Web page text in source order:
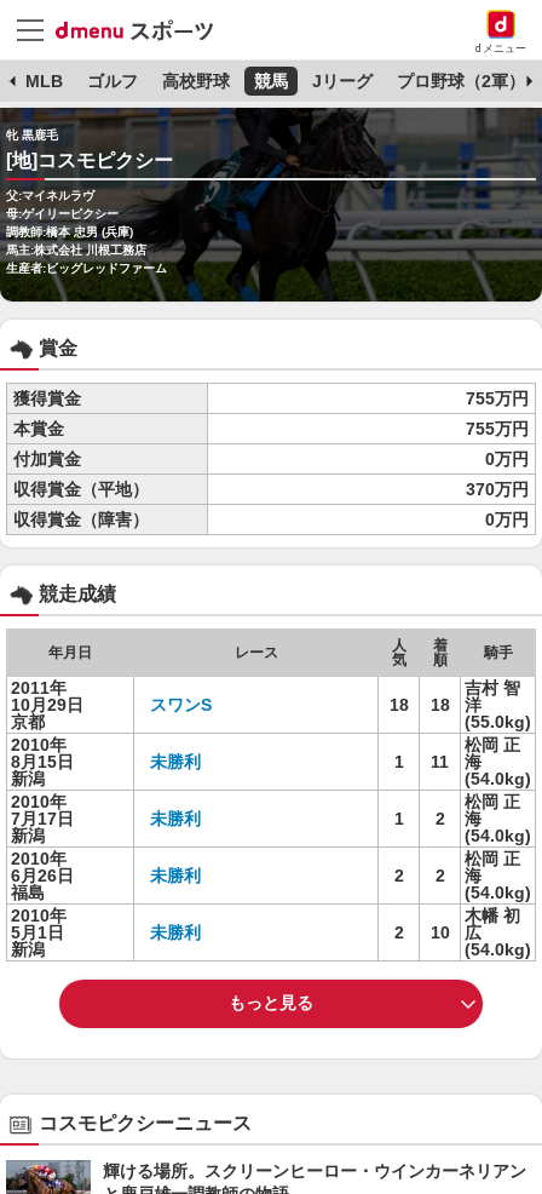
dメニュー
MLB ゴルフ 高校野球 競馬 Jリーグ プロ野球（2軍）
牝 黒鹿毛
[地]コスモピクシー
父:マイネルラヴ
母:ゲイリーピクシー
調教師:橋本 忠男 (兵庫)
馬主:株式会社 川根工務店
生産者:ビッグレッドファーム
賞金
獲得賞金
755万円
本賞金
755万円
付加賞金
0万円
収得賞金（平地）
370万円
収得賞金（障害）
0万円
競走成績
年月日 レース
人
気
着
順
騎手
2011年
10月29日
京都
スワンS 18 18
吉村 智
洋
(55.0kg)
2010年
8月15日
新潟
未勝利 1 11
松岡 正
海
(54.0kg)
2010年
7月17日
新潟
未勝利 1 2
松岡 正
海
(54.0kg)
2010年
6月26日
福島
未勝利 2 2
松岡 正
海
(54.0kg)
2010年
5月1日
新潟
未勝利 2 10
木幡 初
広
(54.0kg)
もっと見る
コスモピクシーニュース
輝ける場所。スクリーンヒーロー・ウインカーネリアン